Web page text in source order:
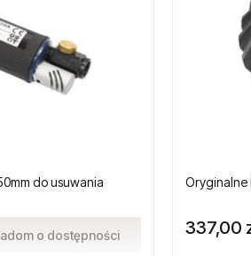
do usuwania
o dostępności
Oryginalne
337,00